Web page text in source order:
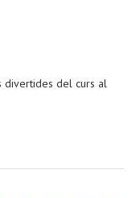
divertides del curs al